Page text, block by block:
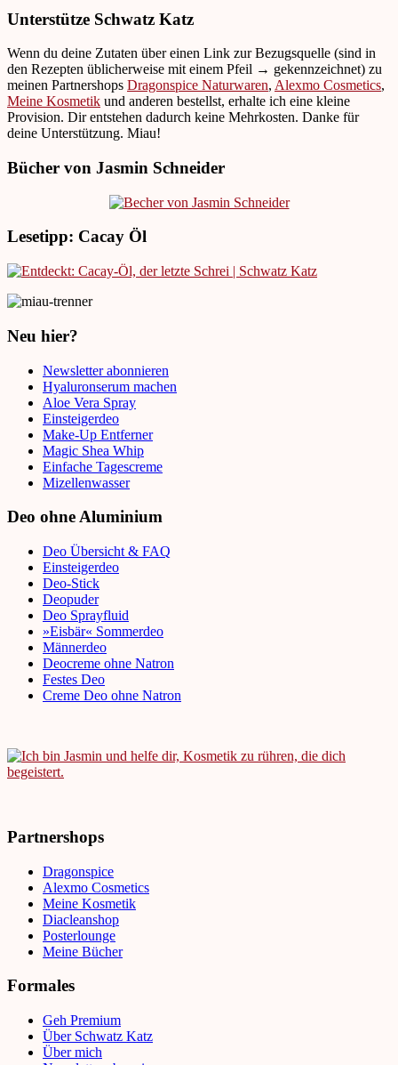
Unterstütze Schwatz Katz
Wenn du deine Zutaten über einen Link zur Bezugsquelle (sind in
den Rezepten üblicherweise mit einem Pfeil → gekennzeichnet) zu
meinen Partnershops Dragonspice Naturwaren, Alexmo Cosmetics,
Meine Kosmetik und anderen bestellst, erhalte ich eine kleine
Provision. Dir entstehen dadurch keine Mehrkosten. Danke für
deine Unterstützung. Miau!
Bücher von Jasmin Schneider
Lesetipp: Cacay Öl
Neu hier?
Newsletter abonnieren
Hyaluronserum machen
Aloe Vera Spray
Einsteigerdeo
Make-Up Entferner
Magic Shea Whip
Einfache Tagescreme
Mizellenwasser
Deo ohne Aluminium
Deo Übersicht & FAQ
Einsteigerdeo
Deo-Stick
Deopuder
Deo Sprayfluid
»Eisbär« Sommerdeo
Männerdeo
Deocreme ohne Natron
Festes Deo
Creme Deo ohne Natron
Partnershops
Dragonspice
Alexmo Cosmetics
Meine Kosmetik
Diacleanshop
Posterlounge
Meine Bücher
Formales
Geh Premium
Über Schwatz Katz
Über mich